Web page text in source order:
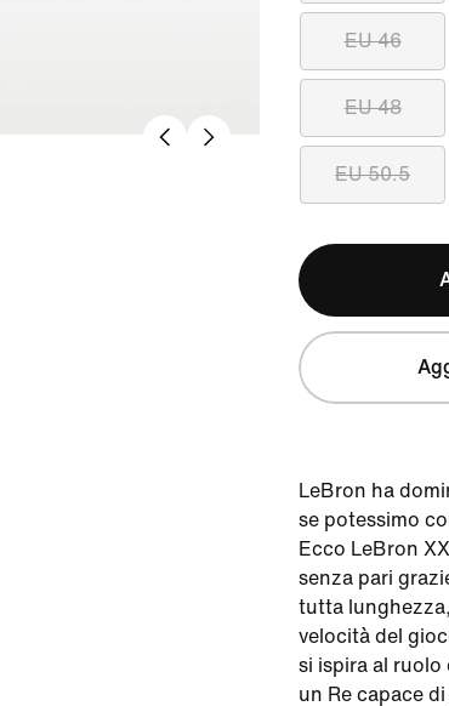
EU 46
EU 48
EU 50.5
LeBron ha
se potessimo
Ecco LeBron
senza pari
tutta
velocità del
si ispira al
un Re capace